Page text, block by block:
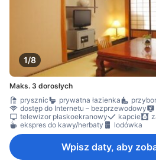
1/8
Maks. 3 dorosłych
prysznic
prywatna łazienka
dostęp do Internetu – bezprzewodowy
telewizor płaskoekranowy
kapcie
ekspres do kawy/herbaty
lodówka
Wpisz daty, aby